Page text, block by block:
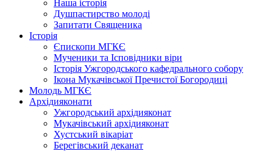
Наша історія
Душпастирство молоді
Запитати Священика
Історія
Єпископи МГКЄ
Мученики та Ісповідники віри
Історія Ужгородського кафедрального собору
Ікона Мукачівської Пречистої Богородиці
Молодь МГКЄ
Архідияконати
Ужгородський архідияконат
Мукачівський архідияконат
Хустський вікаріат
Берегівський деканат